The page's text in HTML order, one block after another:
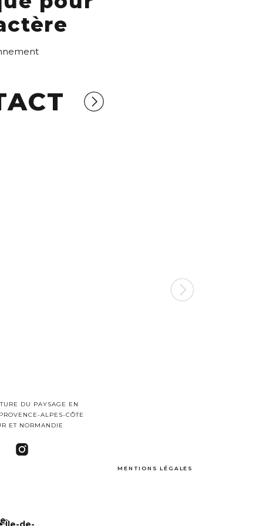
DU PAYSAGE EN
ALPES-CÔTE
ET NORMANDIE
MENTIONS LÉGALES